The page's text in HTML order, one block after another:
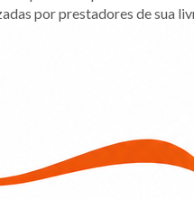
por prestadores de sua